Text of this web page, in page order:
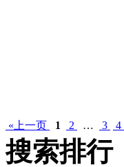
«上一页 1 2 … 3 4
搜索排行